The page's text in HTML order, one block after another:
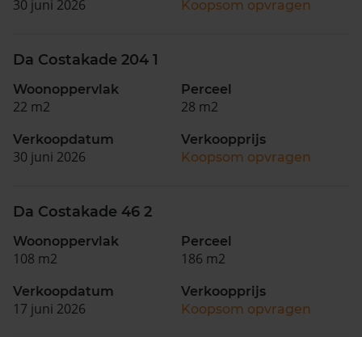
30 juni 2026
Koopsom opvragen
Da Costakade 204 1
Woonoppervlak
22 m2
Perceel
28 m2
Verkoopdatum
30 juni 2026
Verkoopprijs
Koopsom opvragen
Da Costakade 46 2
Woonoppervlak
108 m2
Perceel
186 m2
Verkoopdatum
17 juni 2026
Verkoopprijs
Koopsom opvragen